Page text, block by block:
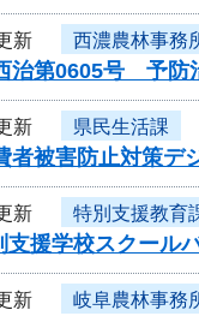
新 西濃農林事務
治第0605号 予
新 県民生活課
者被害防止対策デ
新 特別支援教育
支援学校スクール
新 岐阜農林事務